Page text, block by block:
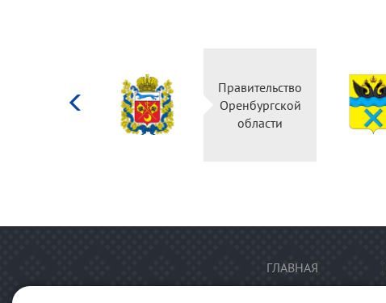
Правительство
Оренбургской
области
ГЛАВНАЯ